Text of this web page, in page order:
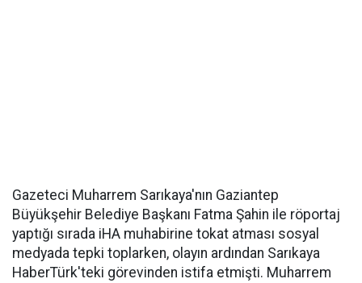
Gazeteci Muharrem Sarıkaya'nın Gaziantep
Büyükşehir Belediye Başkanı Fatma Şahin ile röportaj
yaptığı sırada iHA muhabirine tokat atması sosyal
medyada tepki toplarken, olayın ardından Sarıkaya
HaberTürk'teki görevinden istifa etmişti. Muharrem